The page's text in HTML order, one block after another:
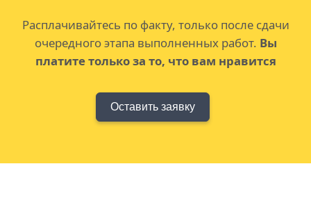
Расплачивайтесь по факту, только после сдачи
очередного этапа выполненных работ. Вы
платите только за то, что вам нравится
Оставить заявку